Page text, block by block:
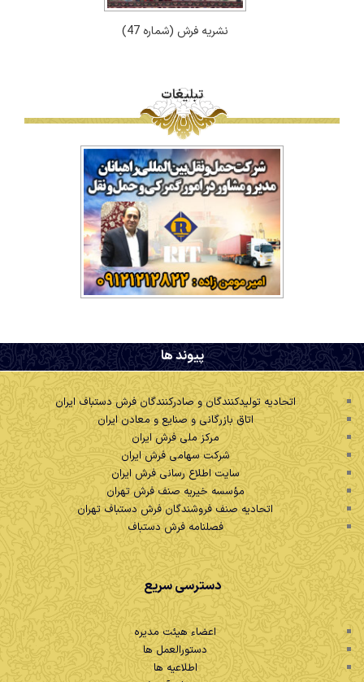
نشریه فرش (شماره 47)
تبلیغات
. پیوند ها
اتحادیه تولیدکنندگان و صادرکنندگان فرش دستباف ایران
اتاق بازرگانی و صنایع و معادن ایران
مرکز ملی فرش ایران
شرکت سهامی فرش ایران
سایت اطلاع رسانی فرش ایران
مؤسسه خیریه صنف فرش تهران
اتحادیه صنف فروشندگان فرش دستباف تهران
فصلنامه فرش دستباف
دسترسی سریع
اعضاء هیئت مدیره
دستورالعمل ها
اطلاعیه ها